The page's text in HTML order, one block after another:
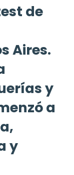
de
Aires.
y
a
y